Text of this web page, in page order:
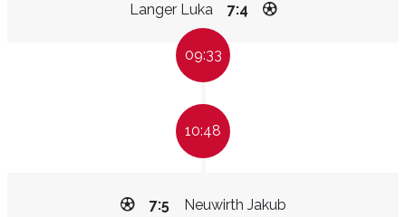
Langer Luka 7:4
09:33
10:48
Neuwirth Jakub
7:5